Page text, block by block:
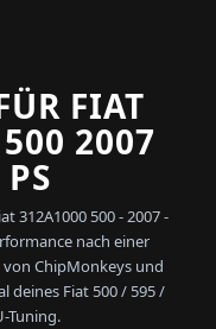
FIAT
2007
312A1000 500 - 2007 -
nach einer
ChipMonkeys und
deines Fiat 500 / 595 /
Tuning.